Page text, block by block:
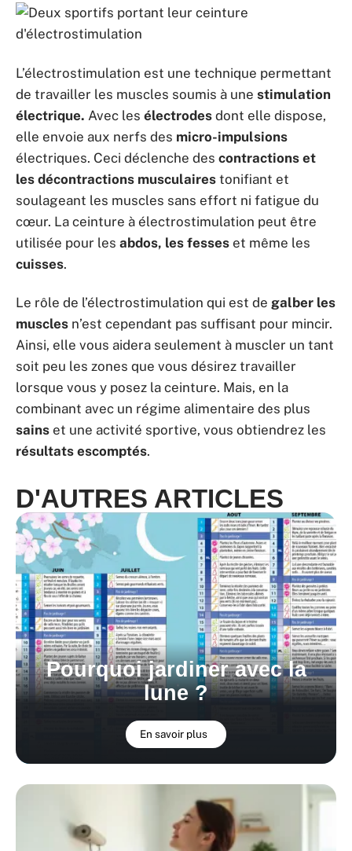
L’électrostimulation est une technique permettant
de travailler les muscles soumis à une stimulation
électrique. Avec les électrodes dont elle dispose,
elle envoie aux nerfs des micro-impulsions
électriques. Ceci déclenche des contractions et
les décontractions musculaires tonifiant et
soulageant les muscles sans effort ni fatigue du
cœur. La ceinture à électrostimulation peut être
utilisée pour les abdos, les fesses et même les
cuisses.
Le rôle de l’électrostimulation qui est de galber les
muscles n’est cependant pas suffisant pour mincir.
Ainsi, elle vous aidera seulement à muscler un tant
soit peu les zones que vous désirez travailler
lorsque vous y posez la ceinture. Mais, en la
combinant avec un régime alimentaire des plus
sains et une activité sportive, vous obtiendrez les
résultats escomptés.
D'AUTRES ARTICLES
Pourquoi jardiner avec la
lune ?
En savoir plus